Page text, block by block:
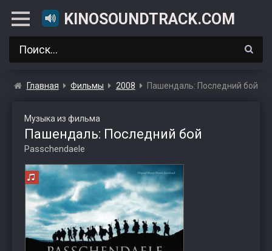
KINOSOUNDTRACK.COM
Главная Фильмы 2008 Пашендаль: Последний бой
Музыка из фильма
Пашендаль: Последний бой
Passchendaele